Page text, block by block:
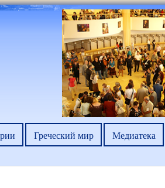
Греческий мир Медиатека